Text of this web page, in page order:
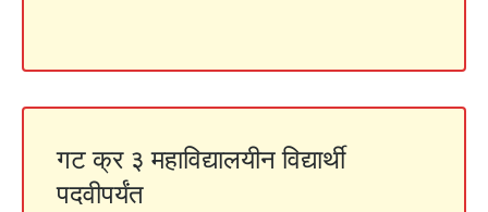
गट क्र ३ महाविद्यालयीन विद्यार्थी
पदवीपर्यंत